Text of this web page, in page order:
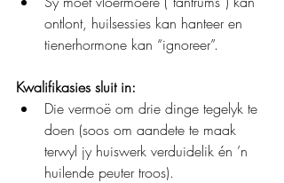
ontlont, huilsessies kan hanteer en
tienerhormone kan “ignoreer”.
Kwalifikasies sluit in:
Die vermoë om drie dinge tegelyk te
doen (soos om aandete te maak
terwyl jy huiswerk verduidelik én ’n
huilende peuter troos).